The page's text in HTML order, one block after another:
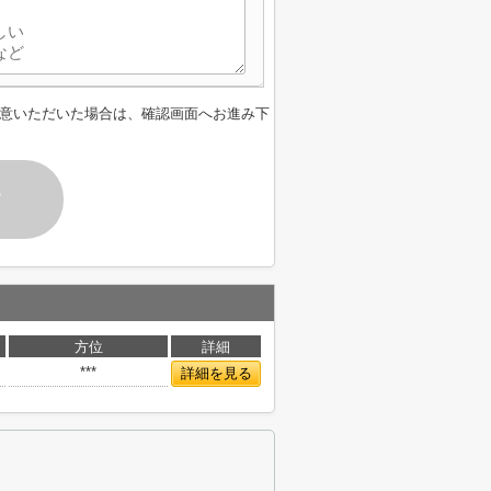
いただいた場合は、確認画面へお進み下
方位
詳細
***
詳細を見る